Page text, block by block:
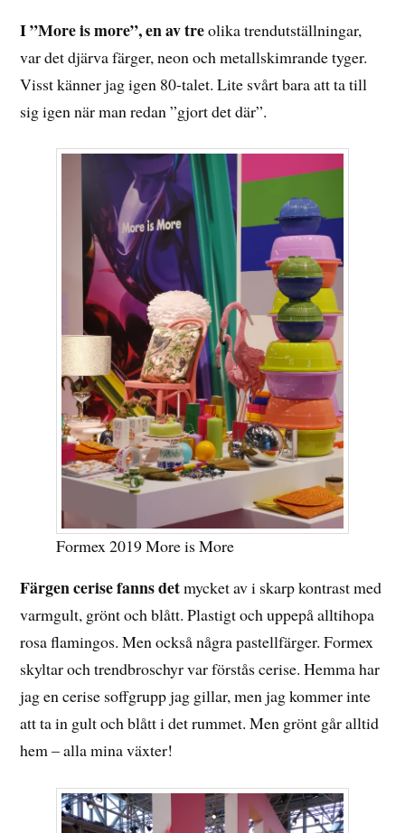
I ”More is more”, en av treolika trendutställningar,
var det djärva färger, neon och metallskimrande tyger.
Visst känner jag igen 80-talet. Lite svårt bara att ta till
sig igen när man redan ”gjort det där”.
Formex 2019 More is More
Färgen cerise fanns detmycket av i skarp kontrast med
varmgult, grönt och blått. Plastigt och uppepå alltihopa
rosa flamingos. Men också några pastellfärger. Formex
skyltar och trendbroschyr var förstås cerise. Hemma har
jag en cerise soffgrupp jag gillar, men jag kommer inte
att ta in gult och blått i det rummet. Men grönt går alltid
hem – alla mina växter!